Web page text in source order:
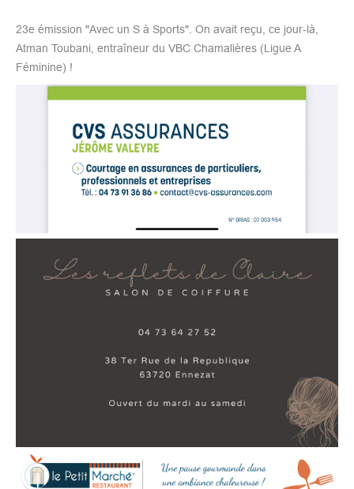
23e émission "Avec un S à Sports". On avait reçu, ce jour-là,
Atman Toubani, entraîneur du VBC Chamalières (Ligue A
Féminine) !​